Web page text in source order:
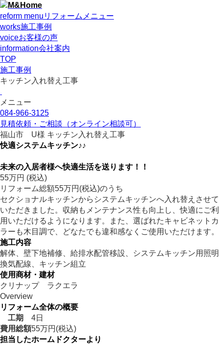
reform menu リフォームメニュー
works施工事例
voiceお客様の声
information会社案内
TOP
施工事例
キッチン入れ替え工事
メニュー
084-966-3125
見積依頼・ご相談 （オンライン相談可）
福山市 U様 キッチン入れ替え工事
快適システムキッチン♪♪
未来の入居者様へ快適生活を送ります！！
55万円 (税込)
リフォーム総額55万円(税込)のうち
セクショナルキッチンからシステムキッチンへ入れ替えさせて
いただきました。収納もメンテナンス性も向上し、快適にご利
用いただけるようになります。また、選ばれたキャビネットカ
ラーも木目調で、どなたでも違和感なくご使用いただけます。
施工内容
解体、壁下地補修、給排水配管移設、システムキッチン用照明
換気配線、キッチン組立
使用商材・建材
クリナップ ラクエラ
Overview
リフォーム全体の概要
工期
4日
費用総額55万円(税込)
担当したホームドクターより